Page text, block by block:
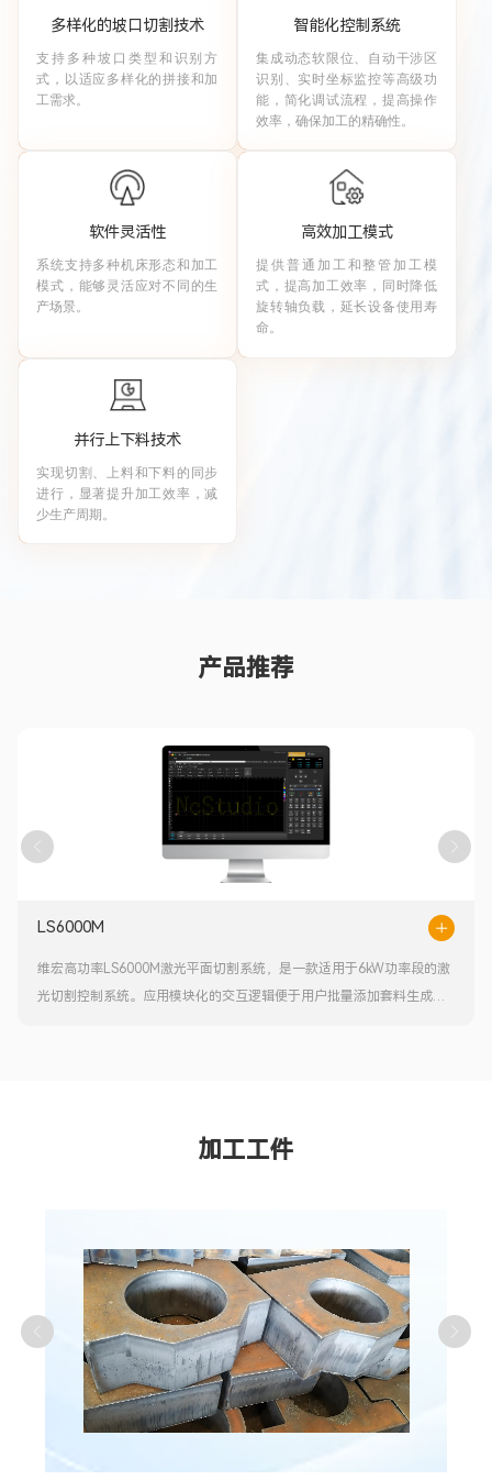
多样化的坡口切割技术
支持多种坡口类型和识别方
式，以适应多样化的拼接和加
工需求。
智能化控制系统
集成动态软限位、自动干涉区
识别、实时坐标监控等高级功
能，简化调试流程，提高操作
效率，确保加工的精确性。
软件灵活性
系统支持多种机床形态和加工
模式，能够灵活应对不同的生
产场景。
高效加工模式
提供普通加工和整管加工模
式，提高加工效率，同时降低
旋转轴负载，延长设备使用寿
命。
并行上下料技术
实现切割、上料和下料的同步
进行，显著提升加工效率，减
少生产周期。
产品推荐
LS6000M
维宏高功率LS6000M激光平面切割系统， 是一款适用于6kW功率段的激
光切割控制系统。 应用模块化的交互逻辑便于用户批量添加套料生成的
加工工件